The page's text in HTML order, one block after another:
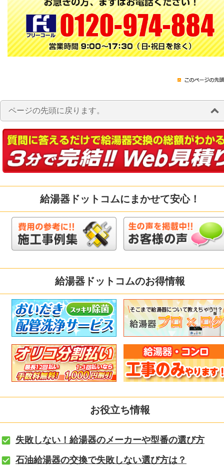
ページの先頭に戻ります。
給湯器ドットコムにまかせて安心！
給湯器ドットコムのお得情報
お役立ち情報
失敗しない！給湯器のメーカーや型番の選び方
石油給湯器の交換で失敗しない選び方は？